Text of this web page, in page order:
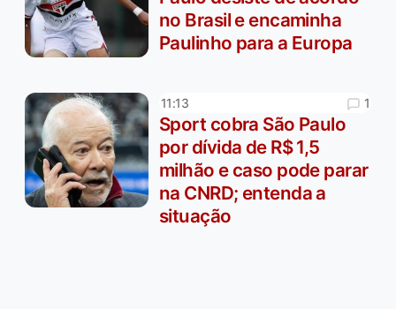
no Brasil e encaminha
Paulinho para a Europa
11:13 1
Sport cobra São Paulo
por dívida de R$ 1,5
milhão e caso pode parar
na CNRD; entenda a
situação